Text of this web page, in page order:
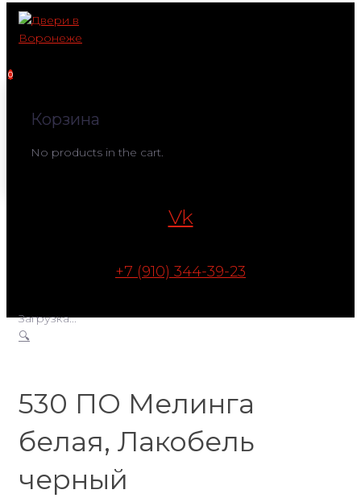
Перейти
контенту
0
Корзина
No products in the cart.
Vk
+7 (910) 344-39-23
Загрузка...
🔍
530 ПО Мелинга
белая, Лакобель
черный